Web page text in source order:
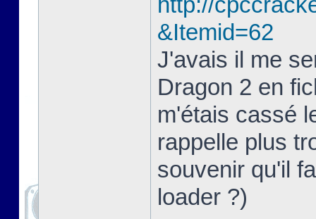
&Itemid=62
J'avais il me
Dragon 2 en
m'étais cassé
rappelle plus
souvenir qu'il
loader ?)